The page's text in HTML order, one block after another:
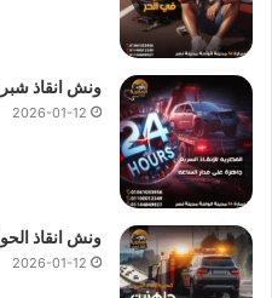
ونش انقاذ
2026-01-12
ونش انقاذ
2026-01-12